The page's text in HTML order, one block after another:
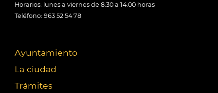
Horarios: lunes a viernes de 8:30 a 14:00 horas
Teléfono: 963 52 54 78
Ayuntamiento
La ciudad
Trámites